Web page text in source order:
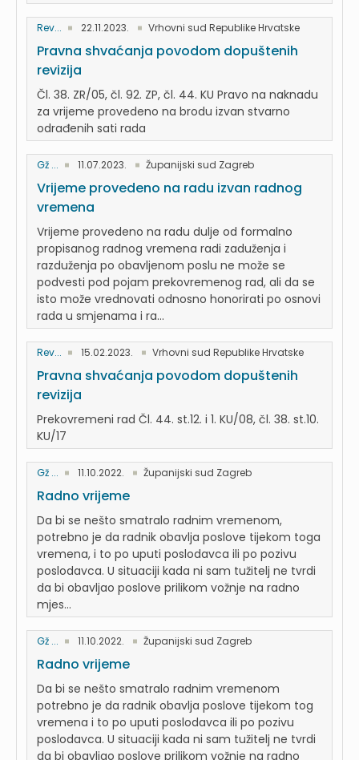
Rev... 22.11.2023. Vrhovni sud Republike Hrvatske
Pravna shvaćanja povodom dopuštenih
revizija
Čl. 38. ZR/05, čl. 92. ZP, čl. 44. KU Pravo na naknadu
za vrijeme provedeno na brodu izvan stvarno
odrađenih sati rada
Gž ... 11.07.2023. Županijski sud Zagreb
Vrijeme provedeno na radu izvan radnog
vremena
Vrijeme provedeno na radu dulje od formalno
propisanog radnog vremena radi zaduženja i
razduženja po obavljenom poslu ne može se
podvesti pod pojam prekovremenog rad, ali da se
isto može vrednovati odnosno honorirati po osnovi
rada u smjenama i ra...
Rev... 15.02.2023. Vrhovni sud Republike Hrvatske
Pravna shvaćanja povodom dopuštenih
revizija
Prekovremeni rad Čl. 44. st.12. i 1. KU/08, čl. 38. st.10.
KU/17
Gž ... 11.10.2022. Županijski sud Zagreb
Radno vrijeme
Da bi se nešto smatralo radnim vremenom,
potrebno je da radnik obavlja poslove tijekom toga
vremena, i to po uputi poslodavca ili po pozivu
poslodavca. U situaciji kada ni sam tužitelj ne tvrdi
da bi obavljao poslove prilikom vožnje na radno
mjes...
Gž ... 11.10.2022. Županijski sud Zagreb
Radno vrijeme
Da bi se nešto smatralo radnim vremenom
potrebno je da radnik obavlja poslove tijekom tog
vremena i to po uputi poslodavca ili po pozivu
poslodavca. U situaciji kada ni sam tužitelj ne tvrdi
da bi obavljao poslove prilikom vožnje na radno